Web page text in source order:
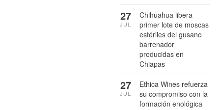
Chihuahua libera
primer lote de moscas
estériles del gusano
barrenador
producidas en
Chiapas
27
JUL
Ethica Wines refuerza
su compromiso con la
formación enológica
27
JUL